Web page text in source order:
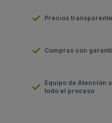
Precios
Compras con
Equipo de Atención
todo el proceso